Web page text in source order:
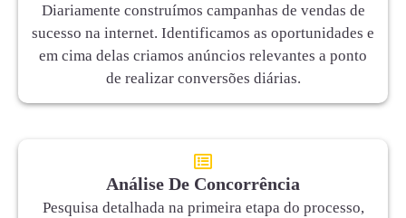
Diariamente construímos campanhas de vendas de
sucesso na internet. Identificamos as oportunidades e
em cima delas criamos anúncios relevantes a ponto
de realizar conversões diárias.
Análise De Concorrência
Pesquisa detalhada na primeira etapa do processo,